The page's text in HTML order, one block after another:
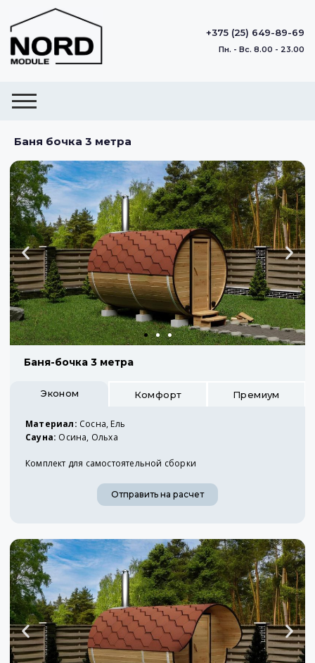
+375 (25) 649-89-69
Пн. - Вс. 8.00 - 23.00
Баня бочка 3 метра
Баня-бочка 3 метра
Эконом Комфорт Премиум
Материал: Сосна, Ель
Сауна: Осина, Ольха
Комплект для самостоятельной сборки
Отправить на расчет